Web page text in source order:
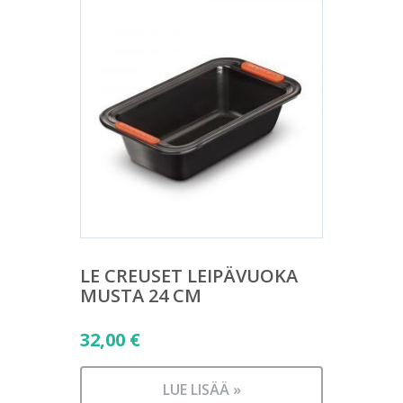
LE CREUSET LEIPÄVUOKA
MUSTA 24 CM
32,00 €
LUE LISÄÄ »